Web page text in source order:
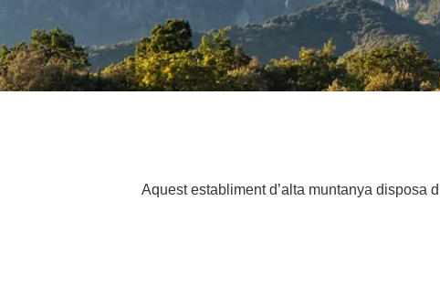
Aquest establiment d’alta muntanya disposa